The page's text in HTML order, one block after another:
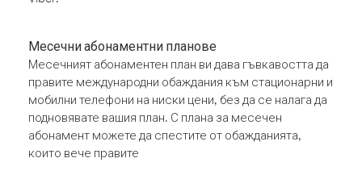
Месечни абонаментни планове
Месечният абонаментен план ви дава гъвкавостта да
правите международни обаждания към стационарни и
мобилни телефони на ниски цени, без да се налага да
подновявате вашия план. С плана за месечен
абонамент можете да спестите от обажданията,
които вече правите